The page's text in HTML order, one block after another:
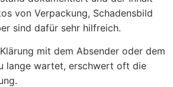
von Verpackung, Schadensbild
sind dafür sehr hilfreich.
mit dem Absender oder dem
lange wartet, erschwert oft die